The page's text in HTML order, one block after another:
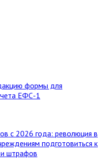
формы для
ЕФС-1
с 2026 года: революция в
подготовиться к
штрафов